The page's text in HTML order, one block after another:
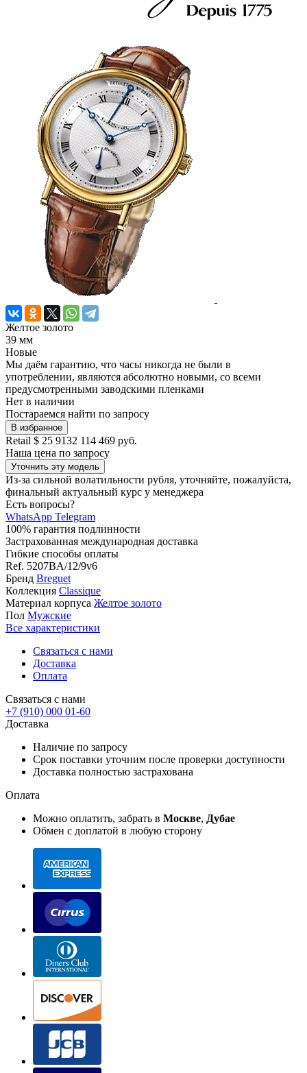
Желтое золото
39 мм
Новые
Мы даём гарантию, что часы никогда не были в
употреблении, являются абсолютно новыми, со всеми
предусмотренными заводскими пленками
Нет в наличии
Постараемся найти по запросу
В избранное
Retail $ 25 9132 114 469 руб.
Наша цена по запросу
Уточнить эту модель
Из-за сильной волатильности рубля, уточняйте, пожалуйста,
финальный актуальный курс у менеджера
Есть вопросы?
WhatsApp Telegram
100% гарантия подлинности
Застрахованная международная доставка
Гибкие способы оплаты
Ref. 5207BA/12/9v6
Бренд Breguet
Коллекция Classique
Материал корпуса Желтое золото
Пол Мужские
Все характеристики
Связаться с нами
Доставка
Оплата
Связаться с нами
+7 (910) 000 01-60
Доставка
Наличие по запросу
Срок поставки уточним после проверки доступности
Доставка полностью застрахована
Оплата
Можно оплатить, забрать в Москве, Дубае
Обмен с доплатой в любую сторону